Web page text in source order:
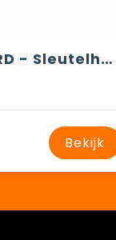
WATFORD - Sleutelhanger/rolbandmaat 1 m
Bekijk